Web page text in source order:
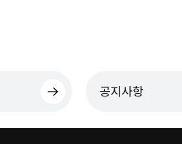
공지사항